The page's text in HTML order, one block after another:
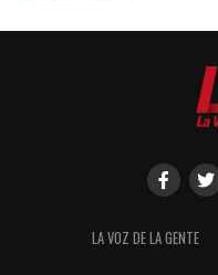
LA VOZ DE LA GENTE